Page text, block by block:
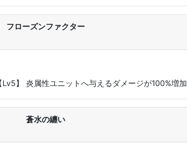
フローズンファクター
】 炎属性ユニットへ与えるダメージが100%増加
蒼水の纏い